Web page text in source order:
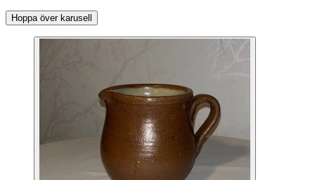
Hoppa över karusell